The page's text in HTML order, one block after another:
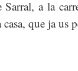
a la
que ja us